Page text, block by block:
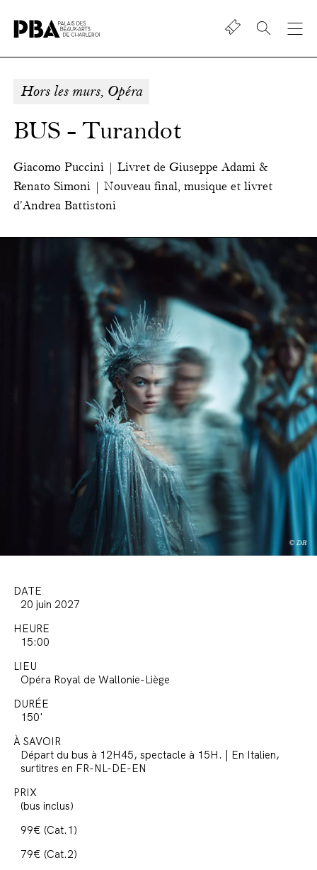
beaux-
de
Charleroi
Shop
Hors les murs, Opéra
BUS - Turandot
Giacomo Puccini | Livret de Giuseppe Adami &
Renato Simoni | Nouveau final, musique et livret
d’Andrea Battistoni
DATE
20 juin 2027
HEURE
15:00
LIEU
Opéra Royal de Wallonie-Liège
DURÉE
150'
À SAVOIR
Départ du bus à 12H45, spectacle à 15H. | En Italien,
surtitres en FR-NL-DE-EN
PRIX
(bus inclus)
99€ (Cat.1)
79€ (Cat.2)